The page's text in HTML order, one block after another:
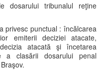
dosarului tribunalul reţine
privesc punctual : încălcarea
emiterii deciziei atacate,
atacată şi încetarea
a clasării dosarului penal